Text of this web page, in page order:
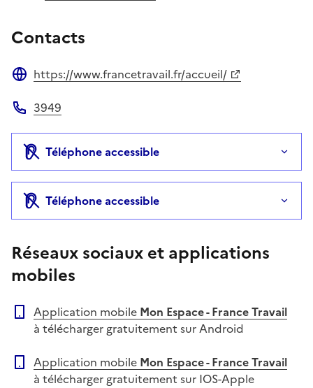
Contacts
https://www.francetravail.fr/accueil/
3949
Téléphone accessible
Téléphone accessible
Réseaux sociaux et applications
mobiles
Application mobile Mon Espace - France Travail
à télécharger gratuitement sur Android
Application mobile Mon Espace - France Travail
à télécharger gratuitement sur IOS-Apple